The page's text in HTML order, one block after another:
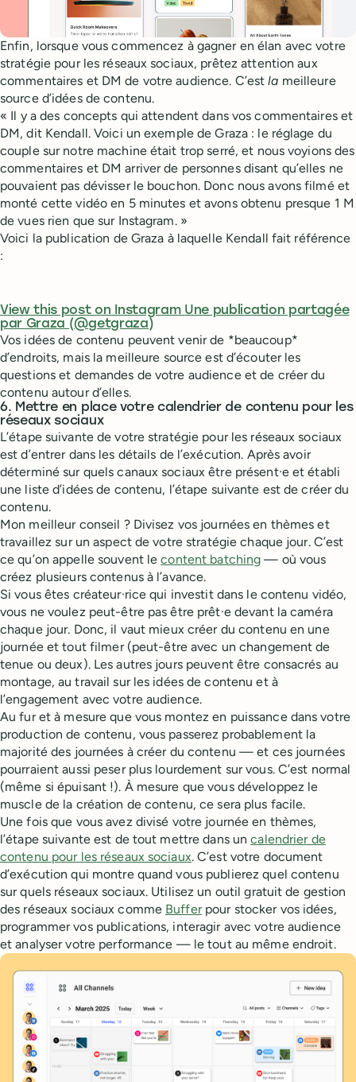
Enfin, lorsque vous commencez à gagner en élan avec votre
stratégie pour les réseaux sociaux, prêtez attention aux
commentaires et DM de votre audience. C’estla meilleure
source d’idées de contenu.
« Il y a des concepts qui attendent dans vos commentaires et
DM, dit Kendall. Voici un exemple de Graza : le réglage du
couple sur notre machine était trop serré, et nous voyions des
commentaires et DM arriver de personnes disant qu’elles ne
pouvaient pas dévisser le bouchon. Donc nous avons filmé et
monté cette vidéo en 5 minutes et avons obtenu presque 1 M
de vues rien que sur Instagram. »
Voici la publication de Graza à laquelle Kendall fait référence
:
View this post on Instagram Une publication partagée
par Graza (@getgraza)
Vos idées de contenu peuvent venir de *beaucoup*
d’endroits, mais la meilleure source est d’écouter les
questions et demandes de votre audience et de créer du
contenu autour d’elles.
6. Mettre en place votre calendrier de contenu pour les
réseaux sociaux
L’étape suivante de votre stratégie pour les réseaux sociaux
est d’entrer dans les détails de l’exécution. Après avoir
déterminé sur quels canaux sociaux être présent·e et établi
une liste d’idées de contenu, l’étape suivante est de créer du
contenu.
Mon meilleur conseil ? Divisez vos journées en thèmes et
travaillez sur un aspect de votre stratégie chaque jour. C’est
ce qu’on appelle souvent lecontent batching — où vous
créez plusieurs contenus à l’avance.
Si vous êtes créateur·rice qui investit dans le contenu vidéo,
vous ne voulez peut-être pas être prêt·e devant la caméra
chaque jour. Donc, il vaut mieux créer du contenu en une
journée et tout filmer (peut-être avec un changement de
tenue ou deux). Les autres jours peuvent être consacrés au
montage, au travail sur les idées de contenu et à
l’engagement avec votre audience.
Au fur et à mesure que vous montez en puissance dans votre
production de contenu, vous passerez probablement la
majorité des journées à créer du contenu — et ces journées
pourraient aussi peser plus lourdement sur vous. C’est normal
(même si épuisant !). À mesure que vous développez le
muscle de la création de contenu, ce sera plus facile.
Une fois que vous avez divisé votre journée en thèmes,
l’étape suivante est de tout mettre dans uncalendrier de
contenu pour les réseaux sociaux. C’est votre document
d’exécution qui montre quand vous publierez quel contenu
sur quels réseaux sociaux. Utilisez un outil gratuit de gestion
des réseaux sociaux comme Bufferpour stocker vos idées,
programmer vos publications, interagir avec votre audience
et analyser votre performance — le tout au même endroit.